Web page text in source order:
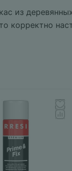
из
корректно